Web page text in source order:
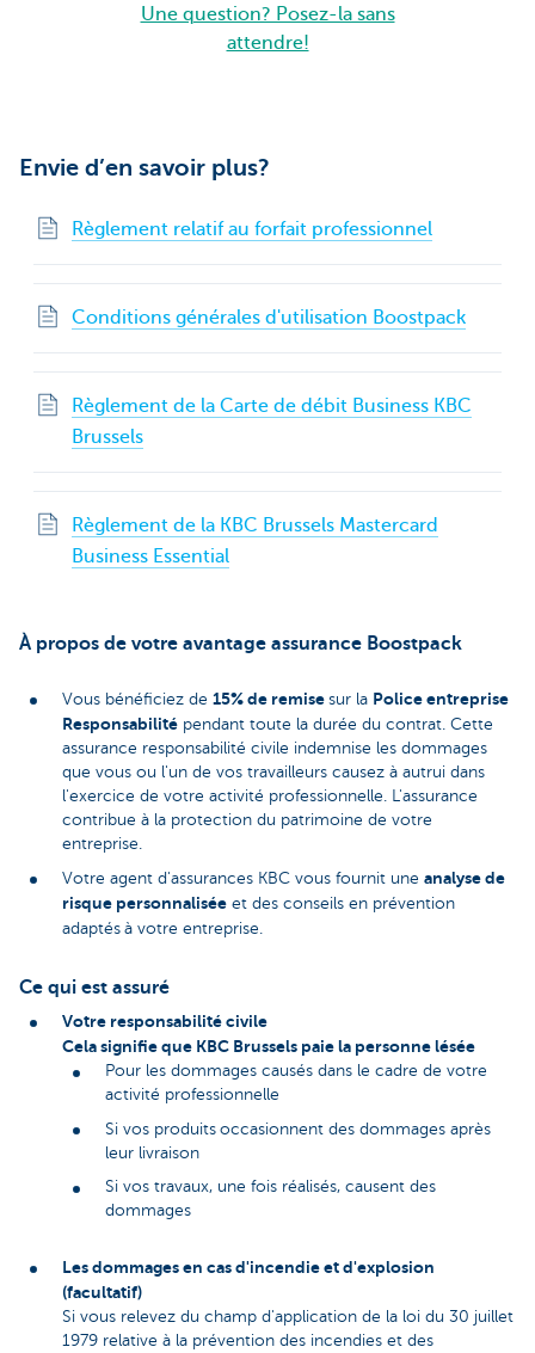
Une question? Posez-la sans
attendre!
Envie d’en savoir plus?
Règlement relatif au forfait professionnel
Conditions générales d'utilisation Boostpack
Règlement de la Carte de débit Business KBC
Brussels
Règlement de la KBC Brussels Mastercard
Business Essential
À propos de votre avantage assurance Boostpack
Vous bénéficiez de 15% de remise sur la Police entreprise
Responsabilité pendant toute la durée du contrat. Cette
assurance responsabilité civile indemnise les dommages
que vous ou l'un de vos travailleurs causez à autrui dans
l'exercice de votre activité professionnelle. L'assurance
contribue à la protection du patrimoine de votre
entreprise.
Votre agent d'assurances KBC vous fournit une analyse de
risque personnalisée et des conseils en prévention
adaptés à votre entreprise.
Ce qui est assuré
Votre responsabilité civile
Cela signifie que KBC Brussels paie la personne lésée
Pour les dommages causés dans le cadre de votre
activité professionnelle
Si vos produits occasionnent des dommages après
leur livraison
Si vos travaux, une fois réalisés, causent des
dommages
Les dommages en cas d'incendie et d'explosion
(facultatif)
Si vous relevez du champ d'application de la loi du 30 juillet
1979 relative à la prévention des incendies et des